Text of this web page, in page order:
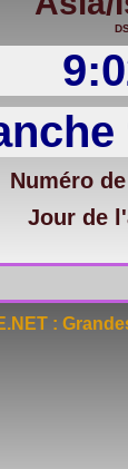
Numéro
Jour de
: